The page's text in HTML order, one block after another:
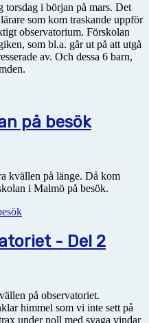
torsdag i början på mars. Det
som kom traskande uppför
observatorium. Förskolan
som bl.a. går ut på att utgå
av. Och dessa 6 barn,
på besök
kvällen på länge. Då kom
i Malmö på besök.
- Del 2
på observatoriet.
himmel som vi inte sett på
under noll med svaga vindar